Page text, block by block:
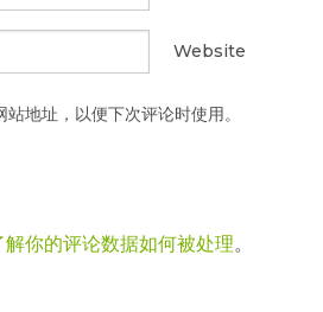
Website
地址，以便下次评论时使用。
解你的评论数据如何被处理。